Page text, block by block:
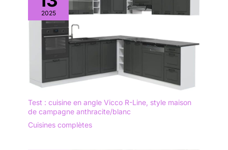
2025
Test : cuisine en angle Vicco R-Line, style maison
de campagne anthracite/blanc
Cuisines complètes